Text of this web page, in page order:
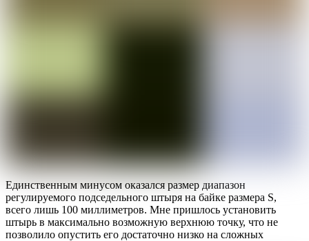
Единственным минусом оказался размер диапазон
регулируемого подседельного штыря на байке размера S,
всего лишь 100 миллиметров. Мне пришлось установить
штырь в максимально возможную верхнюю точку, что не
позволило опустить его достаточно низко на сложных